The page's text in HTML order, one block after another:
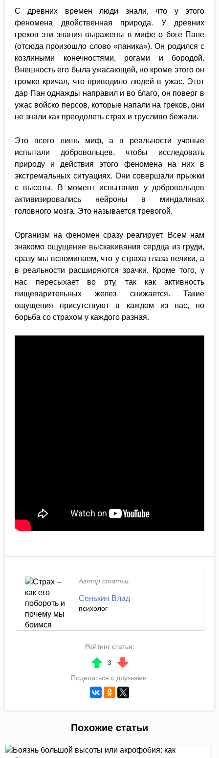
С древних времен люди знали, что у этого
феномена двойственная природа. У древних
греков эти знания выражены в мифе о боге Пане
(отсюда произошло слово «паника»). Он родился с
козлиными конечностями, рогами и бородой.
Внешность его была ужасающей, но кроме этого он
громко кричал, что приводило людей в ужас. Этот
дар Пан однажды направил и во благо, он поверг в
ужас войско персов, которые напали на греков, они
не знали как преодолеть страх и трусливо бежали.
Это всего лишь миф, а в реальности ученые
испытали добровольцев, чтобы исследовать
природу и действия этого феномена на них в
экстремальных ситуациях. Они совершали прыжки
с высоты. В момент испытания у добровольцев
активизировались нейроны в миндалинах
головного мозга. Это называется тревогой.
Организм на феномен сразу реагирует. Всем нам
знакомо ощущение выскакивания сердца из груди,
сразу мы вспоминаем, что у страха глаза велики, а
в реальности расширяются зрачки. Кроме того, у
нас пересыхает во рту, так как активность
пищеварительных желез снижается. Такие
ощущения присутствуют в каждом из нас, но
борьба со страхом у каждого разная.
Автор статьи:
Сенькин Влад
психолог
Рейтинг статьи:
3
Поделиться с друзьями:
Похожие статьи